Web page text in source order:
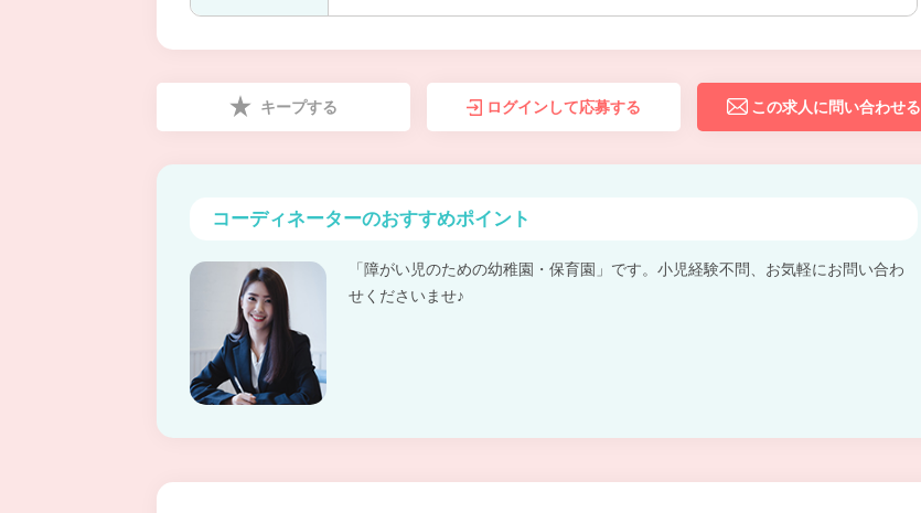
キープする ログインして応募する この求人に問い合わせる
コーディネーターのおすすめポイント
「障がい児のための幼稚園・保育園」です。小児経験不問、お気軽にお問い合わ
せくださいませ♪